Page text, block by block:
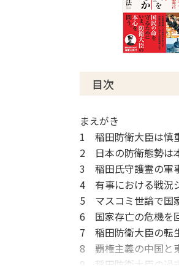
目次
まえがき
1 稲田防衛大臣は慎
2 日本の防衛態勢は
3 稲田氏守護霊の軍
4 有事における戦況
5 マスコミ世論で国
6 国家存亡の危機を
7 稲田防衛大臣の転
8 覇権主義の中国と